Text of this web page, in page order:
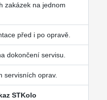
zakázek na jednom
před i po opravě.
dokončení servisu.
servisních oprav.
STKolo